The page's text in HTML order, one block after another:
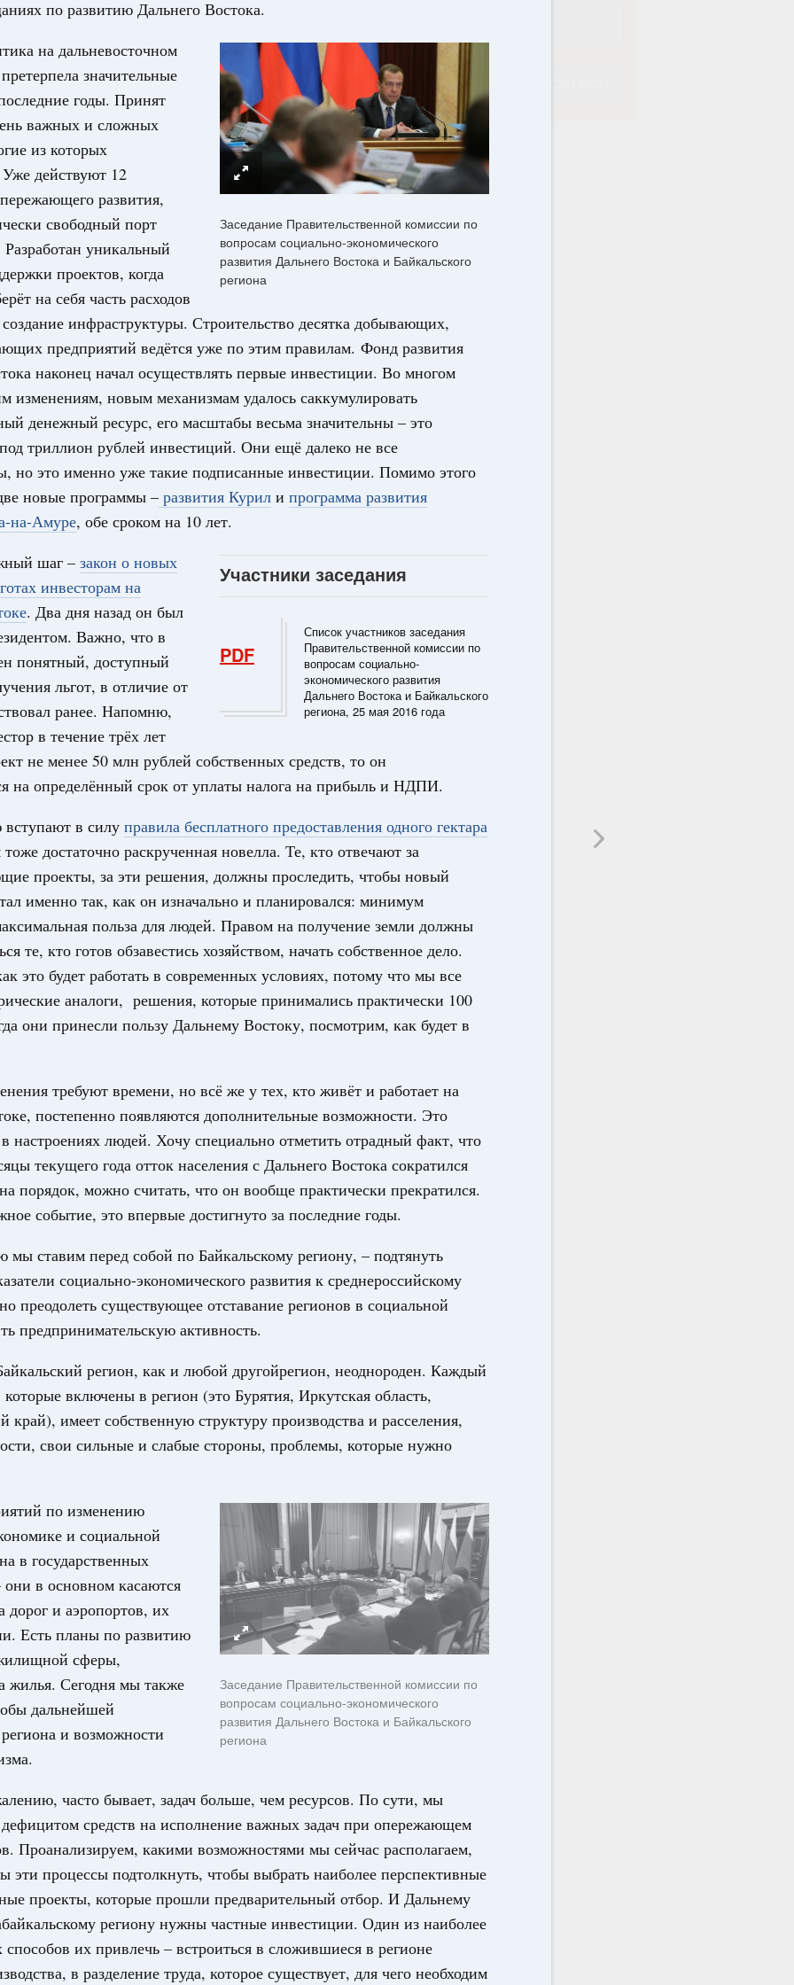
по развитию Дальнего Востока.
Заседание Правительственной комиссии по
вопросам социально-экономического
развития Дальнего Востока и Байкальского
региона
на дальневосточном
значительные
годы. Принят
важных и сложных
из которых
действуют 12
развития,
свободный порт
уникальный
проектов, когда
на себя часть расходов
инфраструктуры. Строительство десятка добывающих,
предприятий ведётся уже по этим правилам. Фонд развития
наконец начал осуществлять первые инвестиции. Во многом
изменениям, новым механизмам удалось саккумулировать
денежный ресурс, его масштабы весьма значительны – это
триллион рублей инвестиций. Они ещё далеко не все
но это именно уже такие подписанные инвестиции. Помимо этого
новые программы – развития Курил и программа развития
на-Амуре, обе сроком на 10 лет.
Участники заседания
PDF
Список участников заседания
Правительственной комиссии по
вопросам социально-
экономического развития
Дальнего Востока и Байкальского
региона, 25 мая 2016 года
шаг – закон о новых
инвесторам на
. Два дня назад он был
Важно, что в
понятный, доступный
льгот, в отличие от
ранее. Напомню,
в течение трёх лет
не менее 50 млн рублей собственных средств, то он
на определённый срок от уплаты налога на прибыль и НДПИ.
в силу правила бесплатного предоставления одного гектара
тоже достаточно раскрученная новелла. Те, кто отвечают за
проекты, за эти решения, должны проследить, чтобы новый
именно так, как он изначально и планировался: минимум
польза для людей. Правом на получение земли должны
те, кто готов обзавестись хозяйством, начать собственное дело.
это будет работать в современных условиях, потому что мы все
аналоги, решения, которые принимались практически 100
они принесли пользу Дальнему Востоку, посмотрим, как будет в
требуют времени, но всё же у тех, кто живёт и работает на
постепенно появляются дополнительные возможности. Это
настроениях людей. Хочу специально отметить отрадный факт, что
текущего года отток населения с Дальнего Востока сократился
порядок, можно считать, что он вообще практически прекратился.
событие, это впервые достигнуто за последние годы.
мы ставим перед собой по Байкальскому региону, – подтянуть
социально-экономического развития к среднероссийскому
преодолеть существующее отставание регионов в социальной
предпринимательскую активность.
регион, как и любой другойрегион, неоднороден. Каждый
которые включены в регион (это Бурятия, Иркутская область,
край), имеет собственную структуру производства и расселения,
свои сильные и слабые стороны, проблемы, которые нужно
Заседание Правительственной комиссии по
вопросам социально-экономического
развития Дальнего Востока и Байкальского
региона
по изменению
и социальной
в государственных
в основном касаются
дорог и аэропортов, их
Есть планы по развитию
сферы,
жилья. Сегодня мы также
дальнейшей
и возможности
часто бывает, задач больше, чем ресурсов. По сути, мы
средств на исполнение важных задач при опережающем
Проанализируем, какими возможностями мы сейчас располагаем,
эти процессы подтолкнуть, чтобы выбрать наиболее перспективные
проекты, которые прошли предварительный отбор. И Дальнему
региону нужны частные инвестиции. Один из наиболее
их привлечь – встроиться в сложившиеся в регионе
в разделение труда, которое существует, для чего необходим
маршрутов научно-популярного туризма в
науки и технологий
отношения со странами СНГ на двусторонней основе
VIII Российско-Киргизского
Киргизской межрегиональной
трассах открылись
сервиса
стратегической сессии о
научно-технологическим развитием
среда
ЖКХ обновлено в России при участии
ОЭЗ. ТОР. Моногорода
реализации проектов института
округе
молодёжи сформировал целое
себя ответственность за будущее
для жизни»
на юге России вырос почти на треть
система. Недвижимость. Оценочная деятельность
в управление «ДОМ.РФ»
в России вырос на 4,3%, въездной –
по ситуации на топливном рынке
развития территорий в
в городах ДНР
и поддержки занятости
итогам стратегической сессии,
труда
Показать еще
Email